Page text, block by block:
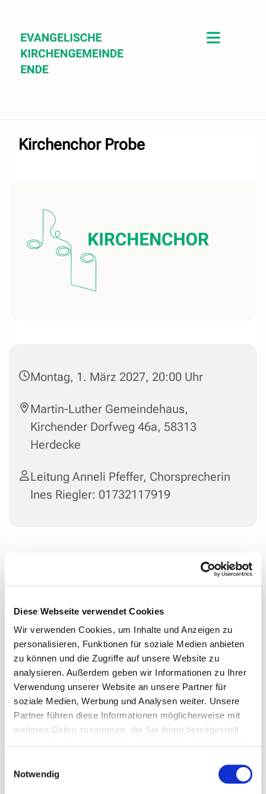
Diese Webseite verwendet Cookies
Wir verwenden Cookies, um Inhalte und Anzeigen zu
personalisieren, Funktionen für soziale Medien anbieten
zu können und die Zugriffe auf unsere Website zu
analysieren. Außerdem geben wir Informationen zu Ihrer
Verwendung unserer Website an unsere Partner für
soziale Medien, Werbung und Analysen weiter. Unsere
Partner führen diese Informationen möglicherweise mit
weiteren Daten zusammen, die Sie ihnen bereitgestellt
Notwendig
Kirchenchor Probe
Montag, 1. März 2027, 20:00 Uhr
Martin-Luther Gemeindehaus,
Kirchender Dorfweg 46a, 58313
Herdecke
Leitung Anneli Pfeffer, Chorsprecherin
Ines Riegler: 01732117919
vierstimmig in Sopran, Alt, Tenor und Bass
Mit Freude gestalten wir Gottesdienste und kirchliche
Feste musikalisch mit.
Geprobt wird jedenMontag um 20 Uhrim Martin-
Luther-Gemeindehaus.
Gemeinschaft wird bei uns groß geschrieben – wir
lachen viel, sind gesellig und unternehmen auch
gemeinsame Ausflüge.
Neue Stimmen, vor allem Bässe, sind herzlich